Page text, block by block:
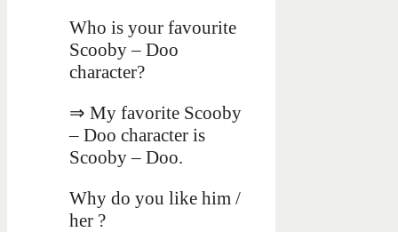
Who is your favourite
Scooby – Doo
character?
⇒ My favorite Scooby
– Doo character is
Scooby – Doo.
Why do you like him /
her ?